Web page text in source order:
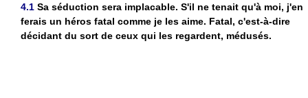
4.1 Sa séduction sera implacable. S'il ne tenait qu'à moi, j'en
ferais un héros fatal comme je les aime. Fatal, c'est-à-dire
décidant du sort de ceux qui les regardent, médusés.